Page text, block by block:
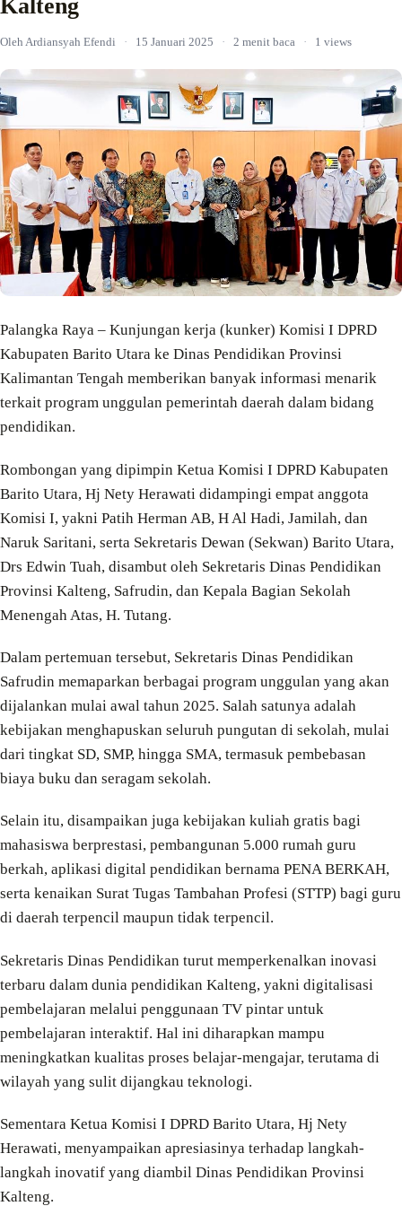
Kalteng
Oleh Ardiansyah Efendi · 15 Januari 2025 · 2 menit baca · 1 views
Palangka Raya – Kunjungan kerja (kunker) Komisi I DPRD
Kabupaten Barito Utara ke Dinas Pendidikan Provinsi
Kalimantan Tengah memberikan banyak informasi menarik
terkait program unggulan pemerintah daerah dalam bidang
pendidikan.
Rombongan yang dipimpin Ketua Komisi I DPRD Kabupaten
Barito Utara, Hj Nety Herawati didampingi empat anggota
Komisi I, yakni Patih Herman AB, H Al Hadi, Jamilah, dan
Naruk Saritani, serta Sekretaris Dewan (Sekwan) Barito Utara,
Drs Edwin Tuah, disambut oleh Sekretaris Dinas Pendidikan
Provinsi Kalteng, Safrudin, dan Kepala Bagian Sekolah
Menengah Atas, H. Tutang.
Dalam pertemuan tersebut, Sekretaris Dinas Pendidikan
Safrudin memaparkan berbagai program unggulan yang akan
dijalankan mulai awal tahun 2025. Salah satunya adalah
kebijakan menghapuskan seluruh pungutan di sekolah, mulai
dari tingkat SD, SMP, hingga SMA, termasuk pembebasan
biaya buku dan seragam sekolah.
Selain itu, disampaikan juga kebijakan kuliah gratis bagi
mahasiswa berprestasi, pembangunan 5.000 rumah guru
berkah, aplikasi digital pendidikan bernama PENA BERKAH,
serta kenaikan Surat Tugas Tambahan Profesi (STTP) bagi guru
di daerah terpencil maupun tidak terpencil.
Sekretaris Dinas Pendidikan turut memperkenalkan inovasi
terbaru dalam dunia pendidikan Kalteng, yakni digitalisasi
pembelajaran melalui penggunaan TV pintar untuk
pembelajaran interaktif. Hal ini diharapkan mampu
meningkatkan kualitas proses belajar-mengajar, terutama di
wilayah yang sulit dijangkau teknologi.
Sementara Ketua Komisi I DPRD Barito Utara, Hj Nety
Herawati, menyampaikan apresiasinya terhadap langkah-
langkah inovatif yang diambil Dinas Pendidikan Provinsi
Kalteng.